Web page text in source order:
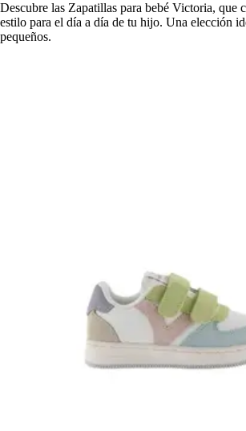
Descubre las Zapatillas para bebé Victoria, que
estilo para el día a día de tu hijo. Una elección
pequeños.